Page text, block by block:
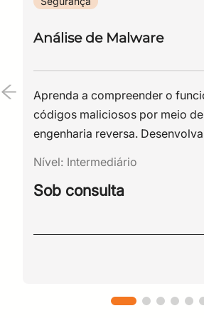
Análise de Malware
Aprenda a compreender o
códigos maliciosos por meio
engenharia reversa.
sua organização de prevenir e
Nível: Intermediário
Sob consulta